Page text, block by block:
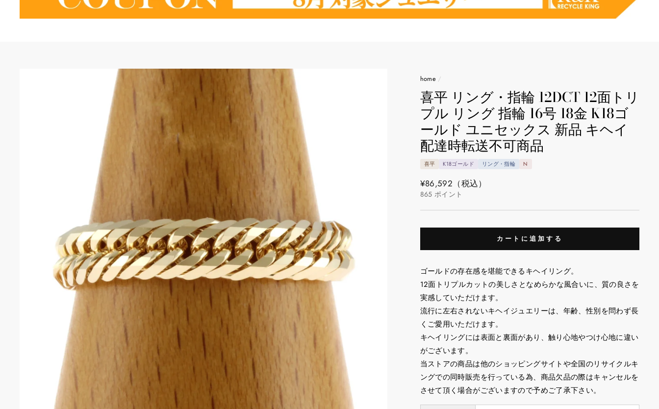
home /
喜平 リング・指輪 12DCT 12面トリ
プル リング 指輪 16号 18金 K18ゴ
ールド ユニセックス 新品 キヘイ
配達時転送不可商品
喜平 K18ゴールド リング・指輪 N
通
常
価
¥86,592 （税込）
865 ポイント
カートに追加する
ゴールドの存在感を堪能できるキヘイリング。
12面トリプルカットの美しさとなめらかな風合いに、質の良さを
実感していただけます。
流行に左右されないキヘイジュエリーは、年齢、性別を問わず長
くご愛用いただけます。
キヘイリングには表面と裏面があり、触り心地やつけ心地に違い
がございます。
当ストアの商品は他のショッピングサイトや全国のリサイクルキ
ングでの同時販売を行っている為、商品欠品の際はキャンセルを
させて頂く場合がございますので予めご了承下さい。